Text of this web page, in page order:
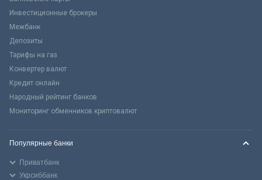
Инвестиционные брокеры
Межбанк
Депозиты
Тарифы на газ
Конвертер валют
Кредит онлайн
Народный рейтинг банков
Мониторинг обменников криптовалют
Популярные банки
Приватбанк
Укрсиббанк